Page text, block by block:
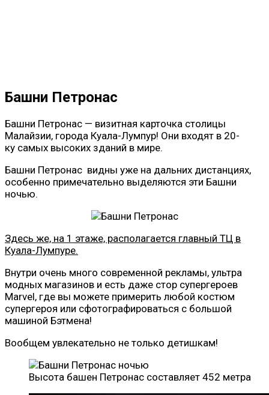
Башни Петронас
Башни Петронас — визитная карточка столицы
Малайзии, города Куала-Лумпур! Они входят в 20-
ку самых высоких зданий в мире.
Башни Петронас видны уже на дальних дистанциях,
особенно примечательно выделяются эти Башни
ночью.
Здесь же, на 1 этаже, располагается главный ТЦ в
Куала-Лумпуре.
Внутри очень много современной рекламы, ультра
модных магазинов и есть даже стор супергероев
Marvel, где вы можете примерить любой костюм
супергероя или сфотографироваться с большой
машиной Бэтмена!
Вообщем увлекательно не только детишкам!
Высота башен Петронас составляет 452 метра